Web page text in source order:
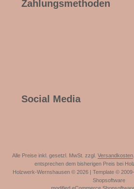
Zahlungsmethoden
Social Media
Alle Preise inkl. gesetzl. MwSt. zzgl. Versandkosten
entsprechen dem bisherigen Preis bei
Holzwerk-Wernshausen © 2026 | Template ©
Shopsoftware
modified eCommerce